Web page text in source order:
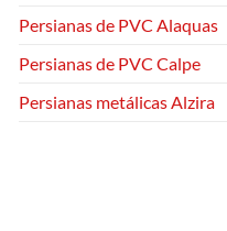
Persianas de PVC Alaquas
Persianas de PVC Calpe
Persianas metálicas Alzira